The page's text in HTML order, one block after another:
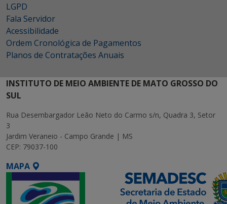
LGPD
Fala Servidor
Acessibilidade
Ordem Cronológica de Pagamentos
Planos de Contratações Anuais
INSTITUTO DE MEIO AMBIENTE DE MATO GROSSO DO
SUL
Rua Desembargador Leão Neto do Carmo s/n, Quadra 3, Setor
3
Jardim Veraneio - Campo Grande | MS
CEP: 79037-100
MAPA